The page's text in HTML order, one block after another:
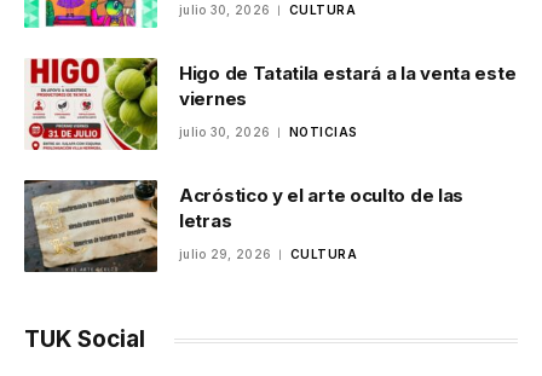
julio 30, 2026 CULTURA
Higo de Tatatila estará a la venta este
viernes
julio 30, 2026 NOTICIAS
Acróstico y el arte oculto de las
letras
julio 29, 2026 CULTURA
TUK Social